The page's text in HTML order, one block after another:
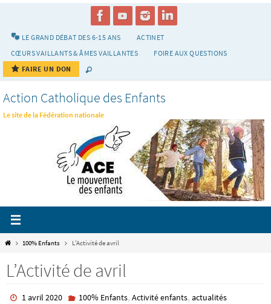
LE GRAND DÉBAT DES 6-15 ANS
ACTINET
CŒURS VAILLANTS & ÂMES VAILLANTES
FOIRE AUX QUESTIONS
FAIRE UN DON
Action Catholique des Enfants
Le site de la Fédération nationale
Home100% Enfants L’Activité de avril
L’Activité de avril
1 avril 2020 100% Enfants, Activité enfants, actualités